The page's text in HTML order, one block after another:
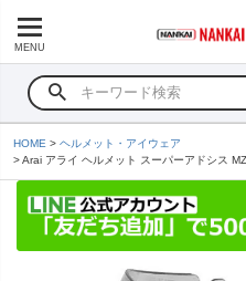
MENU
HOME
ヘルメット・アイウェア
Arai アライ ヘルメット スーパーアドシス